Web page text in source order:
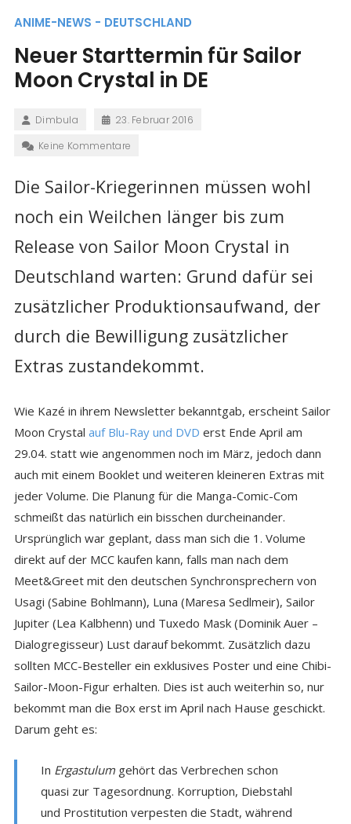
ANIME-NEWS - DEUTSCHLAND
Neuer Starttermin für Sailor
Moon Crystal in DE
Dimbula
23. Februar 2016
Keine Kommentare
Die Sailor-Kriegerinnen müssen wohl
noch ein Weilchen länger bis zum
Release von Sailor Moon Crystal in
Deutschland warten: Grund dafür sei
zusätzlicher Produktionsaufwand, der
durch die Bewilligung zusätzlicher
Extras zustandekommt.
Wie Kazé in ihrem Newsletter bekanntgab, erscheint Sailor
Moon Crystal auf Blu-Ray und DVD erst Ende April am
29.04. statt wie angenommen noch im März, jedoch dann
auch mit einem Booklet und weiteren kleineren Extras mit
jeder Volume. Die Planung für die Manga-Comic-Com
schmeißt das natürlich ein bisschen durcheinander.
Ursprünglich war geplant, dass man sich die 1. Volume
direkt auf der MCC kaufen kann, falls man nach dem
Meet&Greet mit den deutschen Synchronsprechern von
Usagi (Sabine Bohlmann), Luna (Maresa Sedlmeir), Sailor
Jupiter (Lea Kalbhenn) und Tuxedo Mask (Dominik Auer –
Dialogregisseur) Lust darauf bekommt. Zusätzlich dazu
sollten MCC-Besteller ein exklusives Poster und eine Chibi-
Sailor-Moon-Figur erhalten. Dies ist auch weiterhin so, nur
bekommt man die Box erst im April nach Hause geschickt.
Darum geht es:
In Ergastulumgehört das Verbrechen schon
quasi zur Tagesordnung. Korruption, Diebstahl
und Prostitution verpesten die Stadt, während